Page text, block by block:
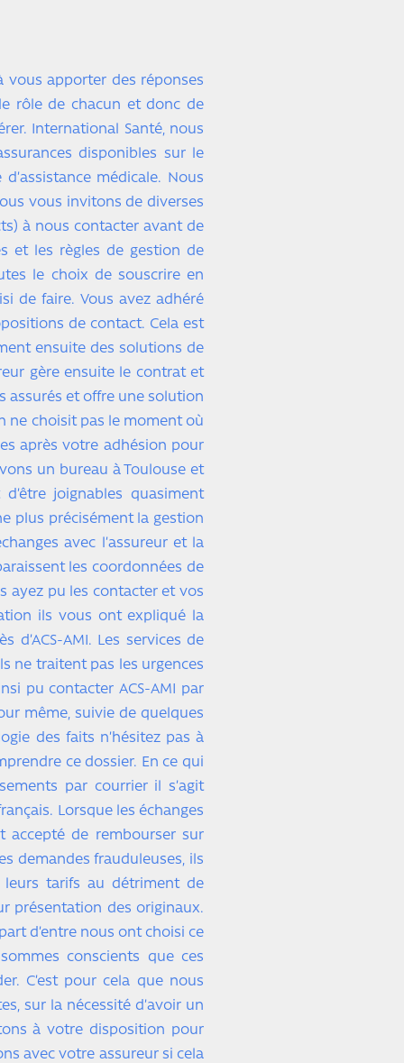
vous apporter des réponses
rôle de chacun et donc de
International Santé, nous
disponibles sur le
médicale. Nous
vous invitons de diverses
à nous contacter avant de
et les règles de gestion de
le choix de souscrire en
de faire. Vous avez adhéré
de contact. Cela est
ensuite des solutions de
gère ensuite le contrat et
assurés et offre une solution
ne choisit pas le moment où
après votre adhésion pour
un bureau à Toulouse et
joignables quasiment
plus précisément la gestion
avec l’assureur et la
les coordonnées de
ayez pu les contacter et vos
ils vous ont expliqué la
AMI. Les services de
ne traitent pas les urgences
pu contacter ACS-AMI par
même, suivie de quelques
des faits n’hésitez pas à
ce dossier. En ce qui
par courrier il s’agit
Lorsque les échanges
accepté de rembourser sur
demandes frauduleuses, ils
tarifs au détriment de
présentation des originaux.
d’entre nous ont choisi ce
conscients que ces
C’est pour cela que nous
sur la nécessité d’avoir un
à votre disposition pour
avec votre assureur si cela